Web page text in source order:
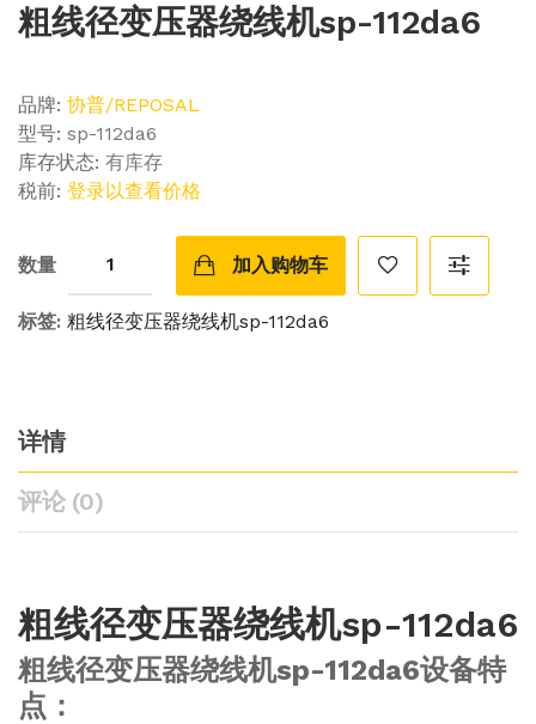
粗线径变压器绕线机sp-112da6
品牌: 协普/REPOSAL
型号: sp-112da6
库存状态: 有库存
税前: 登录以查看价格
数量 加入购物车
标签: 粗线径变压器绕线机sp-112da6
详情
评论 (0)
粗线径变压器绕线机sp-112da6
粗线径变压器绕线机sp-112da6设备特
点：